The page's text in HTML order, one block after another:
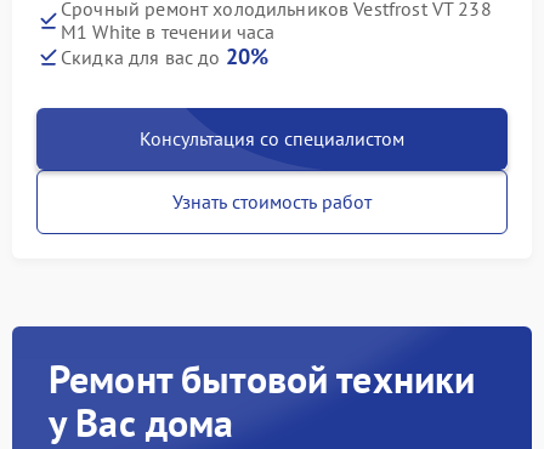
Срочный ремонт холодильников Vestfrost VT 238
M1 White в течении часа
Скидка для вас до 20%
Консультация со специалистом
Узнать стоимость работ
Ремонт бытовой техники
у Вас дома